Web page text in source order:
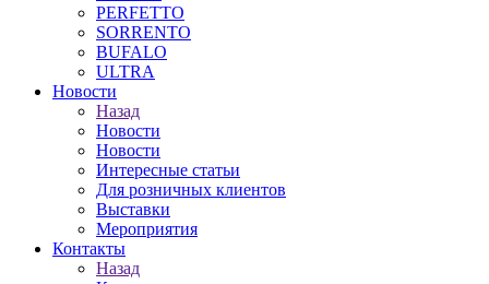
PERFETTO
SORRENTO
BUFALO
ULTRA
Новости
Назад
Новости
Новости
Интересные статьи
Для розничных клиентов
Выставки
Мероприятия
Контакты
Назад